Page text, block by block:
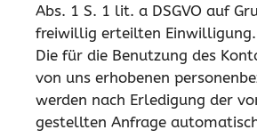
Abs. 1 S. 1 lit. a DSGVO auf
freiwillig erteilten Einwilligung.
Die für die Benutzung des
von uns erhobenen
werden nach Erledigung der
gestellten Anfrage